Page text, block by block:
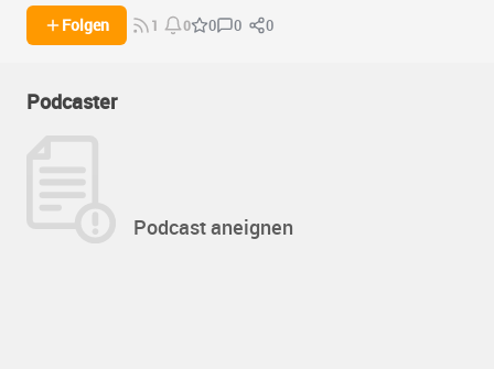
Folgen 1 0 0 0 0
Podcaster
Podcast aneignen